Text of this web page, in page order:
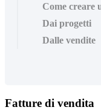
Come creare
Dai progetti
Dalle vendite
Fatture di vendita